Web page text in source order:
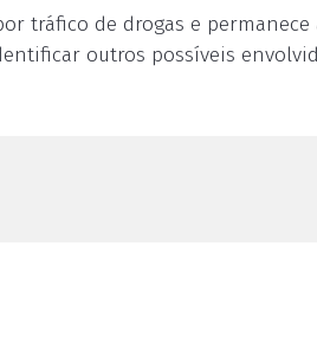
tráfico de drogas e permanece
outros possíveis